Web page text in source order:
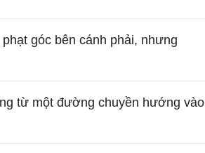
góc bên cánh phải, nhưng
từ một đường chuyền hướng vào